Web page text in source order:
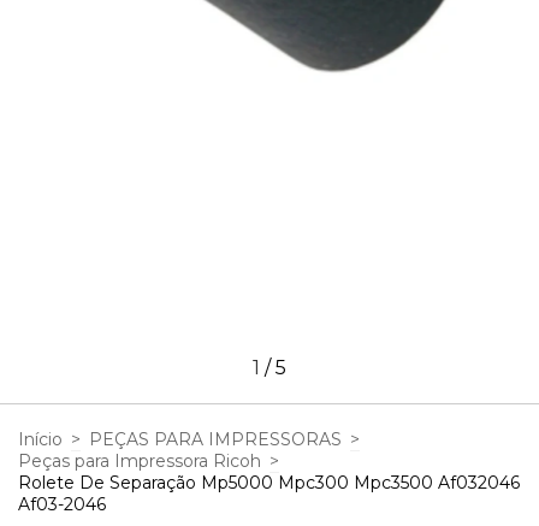
1 /5
Início > PEÇAS PARA IMPRESSORAS >
Peças para Impressora Ricoh >
Rolete De Separação Mp5000 Mpc300 Mpc3500 Af032046
Af03-2046